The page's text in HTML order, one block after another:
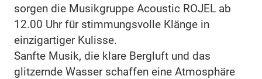
sorgen die Musikgruppe Acoustic ROJEL ab
12.00 Uhr für stimmungsvolle Klänge in
einzigartiger Kulisse.
Sanfte Musik, die klare Bergluft und das
glitzernde Wasser schaffen eine Atmosphäre